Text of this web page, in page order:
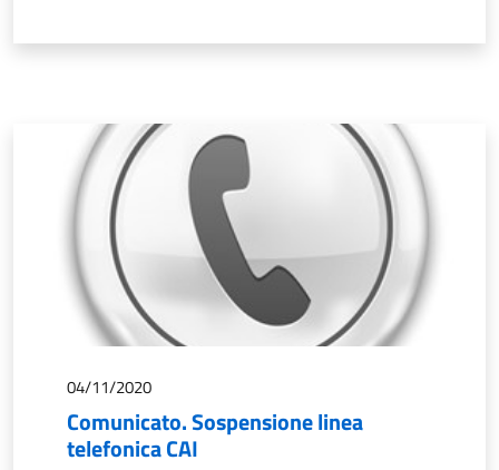
04/11/2020
Comunicato. Sospensione linea
telefonica CAI